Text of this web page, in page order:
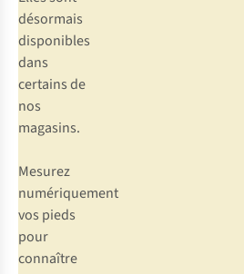
désormais
disponibles
dans
certains de
nos
magasins.
Mesurez
numériquement
vos pieds
pour
connaître